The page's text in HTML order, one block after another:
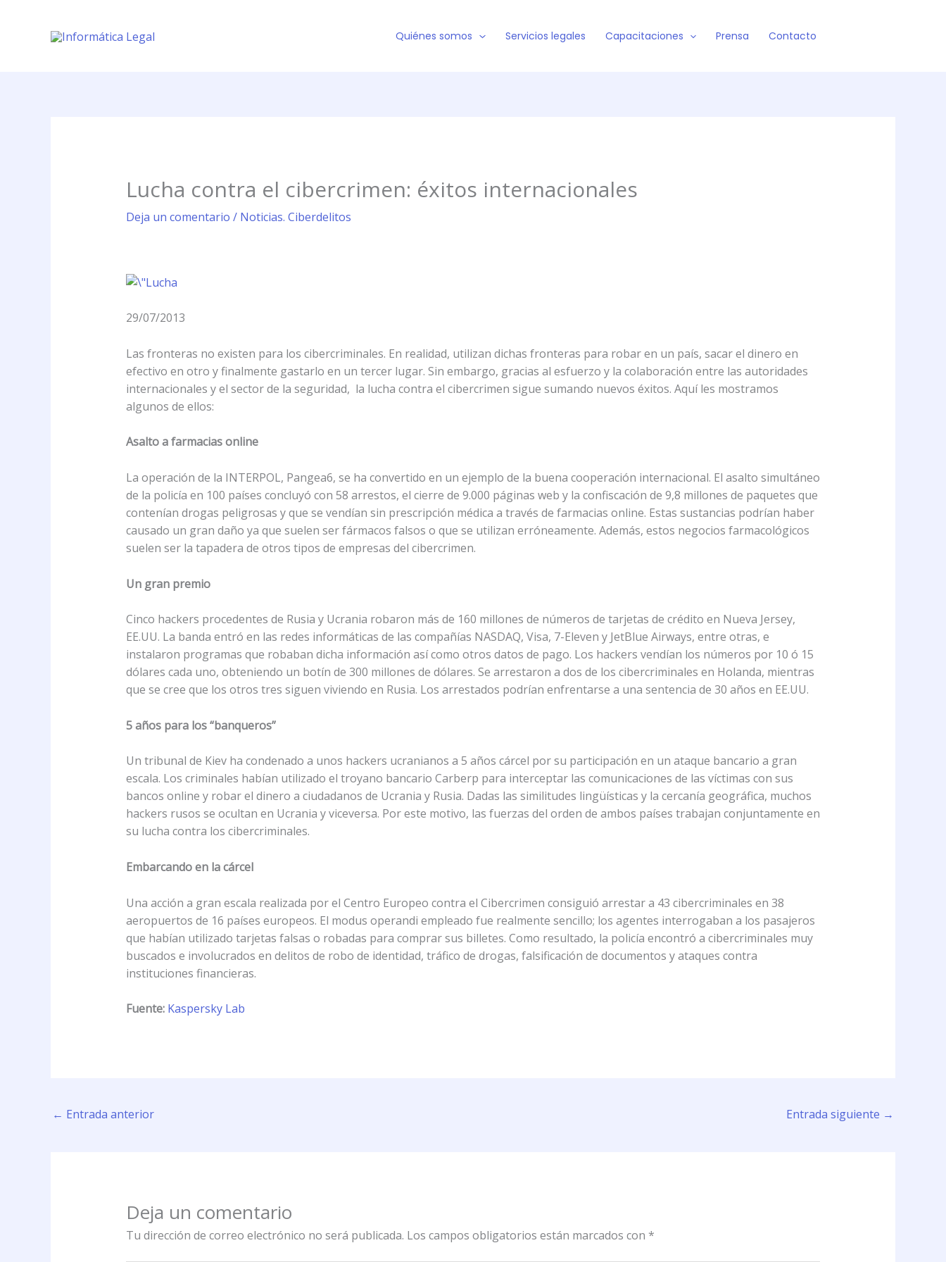
contenido
Quiénes somos Servicios legales Capacitaciones Prensa Contacto
Lucha contra el cibercrimen: éxitos internacionales
Deja un comentario / Noticias. Ciberdelitos
29/07/2013
Las fronteras no existen para los cibercriminales. En realidad, utilizan dichas fronteras para robar en un país, sacar el dinero en
efectivo en otro y finalmente gastarlo en un tercer lugar. Sin embargo, gracias al esfuerzo y la colaboración entre las autoridades
internacionales y el sector de la seguridad, la lucha contra el cibercrimen sigue sumando nuevos éxitos. Aquí les mostramos
algunos de ellos:
Asalto a farmacias online
La operación de la INTERPOL, Pangea6, se ha convertido en un ejemplo de la buena cooperación internacional. El asalto simultáneo
de la policía en 100 países concluyó con 58 arrestos, el cierre de 9.000 páginas web y la confiscación de 9,8 millones de paquetes que
contenían drogas peligrosas y que se vendían sin prescripción médica a través de farmacias online. Estas sustancias podrían haber
causado un gran daño ya que suelen ser fármacos falsos o que se utilizan erróneamente. Además, estos negocios farmacológicos
suelen ser la tapadera de otros tipos de empresas del cibercrimen.
Un gran premio
Cinco hackers procedentes de Rusia y Ucrania robaron más de 160 millones de números de tarjetas de crédito en Nueva Jersey,
EE.UU. La banda entró en las redes informáticas de las compañías NASDAQ, Visa, 7-Eleven y JetBlue Airways, entre otras, e
instalaron programas que robaban dicha información así como otros datos de pago. Los hackers vendían los números por 10 ó 15
dólares cada uno, obteniendo un botín de 300 millones de dólares. Se arrestaron a dos de los cibercriminales en Holanda, mientras
que se cree que los otros tres siguen viviendo en Rusia. Los arrestados podrían enfrentarse a una sentencia de 30 años en EE.UU.
5 años para los “banqueros”
Un tribunal de Kiev ha condenado a unos hackers ucranianos a 5 años cárcel por su participación en un ataque bancario a gran
escala. Los criminales habían utilizado el troyano bancario Carberp para interceptar las comunicaciones de las víctimas con sus
bancos online y robar el dinero a ciudadanos de Ucrania y Rusia. Dadas las similitudes lingüísticas y la cercanía geográfica, muchos
hackers rusos se ocultan en Ucrania y viceversa. Por este motivo, las fuerzas del orden de ambos países trabajan conjuntamente en
su lucha contra los cibercriminales.
Embarcando en la cárcel
Una acción a gran escala realizada por el Centro Europeo contra el Cibercrimen consiguió arrestar a 43 cibercriminales en 38
aeropuertos de 16 países europeos. El modus operandi empleado fue realmente sencillo; los agentes interrogaban a los pasajeros
que habían utilizado tarjetas falsas o robadas para comprar sus billetes. Como resultado, la policía encontró a cibercriminales muy
buscados e involucrados en delitos de robo de identidad, tráfico de drogas, falsificación de documentos y ataques contra
instituciones financieras.
Fuente: Kaspersky Lab
← Entrada anterior Entrada siguiente →
Deja un comentario
Tu dirección de correo electrónico no será publicada. Los campos obligatorios están marcados con *